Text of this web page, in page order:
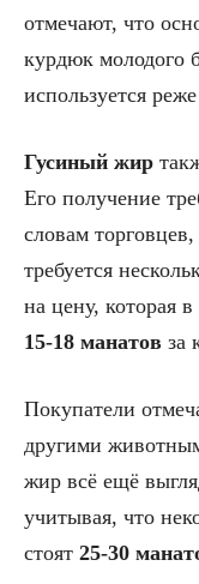
отмечают, что
курдюк молодого
используется
Гусиный жир
Его получение
словам
требуется
на цену, которая
15-18 манатов за
Покупатели
другими
жир всё ещё
учитывая, что
стоят 25-30